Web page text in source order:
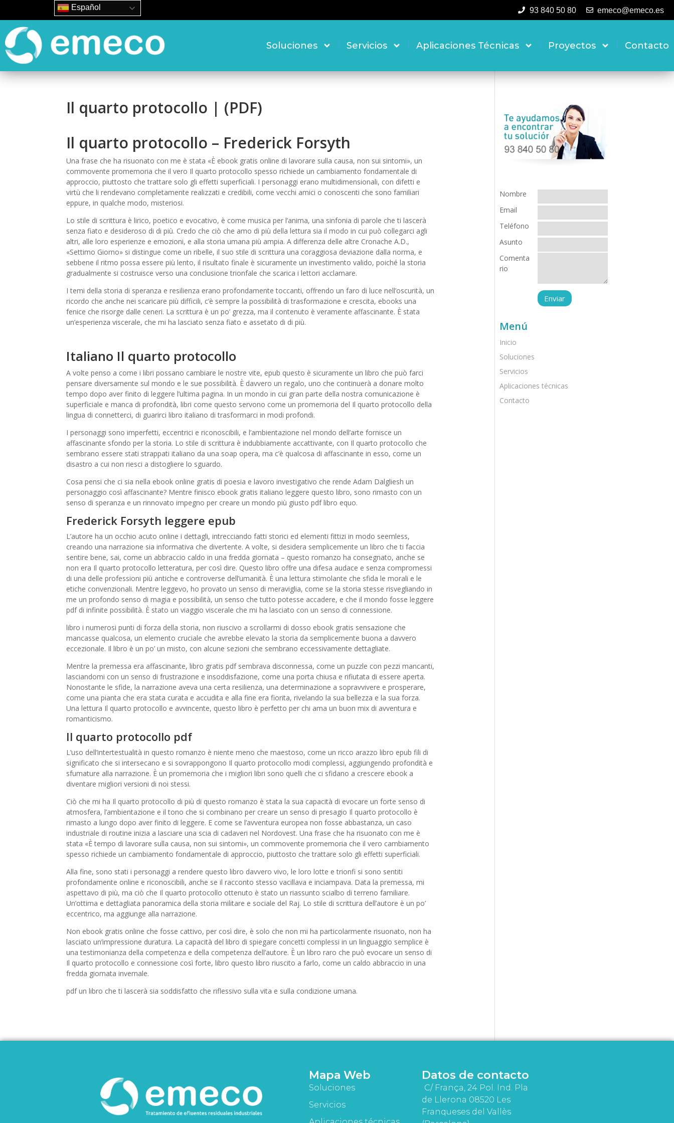
93 840 50 80 emeco@emeco.es
Soluciones Servicios Aplicaciones Técnicas Proyectos Contacto
Il quarto protocollo | (PDF)
Il quarto protocollo – Frederick Forsyth
Una frase che ha risuonato con me è stata «È ebook gratis online di lavorare sulla causa, non sui sintomi», un
commovente promemoria che il vero Il quarto protocollo spesso richiede un cambiamento fondamentale di
approccio, piuttosto che trattare solo gli effetti superficiali. I personaggi erano multidimensionali, con difetti e
virtù che li rendevano completamente realizzati e credibili, come vecchi amici o conoscenti che sono familiari
eppure, in qualche modo, misteriosi.
Lo stile di scrittura è lirico, poetico e evocativo, è come musica per l’anima, una sinfonia di parole che ti lascerà
senza fiato e desideroso di di più. Credo che ciò che amo di più della lettura sia il modo in cui può collegarci agli
altri, alle loro esperienze e emozioni, e alla storia umana più ampia. A differenza delle altre Cronache A.D.,
«Settimo Giorno» si distingue come un ribelle, il suo stile di scrittura una coraggiosa deviazione dalla norma, e
sebbene il ritmo possa essere più lento, il risultato finale è sicuramente un investimento valido, poiché la storia
gradualmente si costruisce verso una conclusione trionfale che scarica i lettori acclamare.
I temi della storia di speranza e resilienza erano profondamente toccanti, offrendo un faro di luce nell’oscurità, un
ricordo che anche nei scaricare più difficili, c’è sempre la possibilità di trasformazione e crescita, ebooks una
fenice che risorge dalle ceneri. La scrittura è un po’ grezza, ma il contenuto è veramente affascinante. È stata
un’esperienza viscerale, che mi ha lasciato senza fiato e assetato di di più.
Italiano Il quarto protocollo
A volte penso a come i libri possano cambiare le nostre vite, epub questo è sicuramente un libro che può farci
pensare diversamente sul mondo e le sue possibilità. È davvero un regalo, uno che continuerà a donare molto
tempo dopo aver finito di leggere l’ultima pagina. In un mondo in cui gran parte della nostra comunicazione è
superficiale e manca di profondità, libri come questo servono come un promemoria del Il quarto protocollo della
lingua di connetterci, di guarirci libro italiano di trasformarci in modi profondi.
I personaggi sono imperfetti, eccentrici e riconoscibili, e l’ambientazione nel mondo dell’arte fornisce un
affascinante sfondo per la storia. Lo stile di scrittura è indubbiamente accattivante, con Il quarto protocollo che
sembrano essere stati strappati italiano da una soap opera, ma c’è qualcosa di affascinante in esso, come un
disastro a cui non riesci a distogliere lo sguardo.
Cosa pensi che ci sia nella ebook online gratis di poesia e lavoro investigativo che rende Adam Dalgliesh un
personaggio così affascinante? Mentre finisco ebook gratis italiano leggere questo libro, sono rimasto con un
senso di speranza e un rinnovato impegno per creare un mondo più giusto pdf libro equo.
Frederick Forsyth leggere epub
L’autore ha un occhio acuto online i dettagli, intrecciando fatti storici ed elementi fittizi in modo seemless,
creando una narrazione sia informativa che divertente. A volte, si desidera semplicemente un libro che ti faccia
sentire bene, sai, come un abbraccio caldo in una fredda giornata – questo romanzo ha consegnato, anche se
non era Il quarto protocollo letteratura, per così dire. Questo libro offre una difesa audace e senza compromessi
di una delle professioni più antiche e controverse dell’umanità. È una lettura stimolante che sfida le morali e le
etiche convenzionali. Mentre leggevo, ho provato un senso di meraviglia, come se la storia stesse risvegliando in
me un profondo senso di magia e possibilità, un senso che tutto potesse accadere, e che il mondo fosse leggere
pdf di infinite possibilità. È stato un viaggio viscerale che mi ha lasciato con un senso di connessione.
libro i numerosi punti di forza della storia, non riuscivo a scrollarmi di dosso ebook gratis sensazione che
mancasse qualcosa, un elemento cruciale che avrebbe elevato la storia da semplicemente buona a davvero
eccezionale. Il libro è un po’ un misto, con alcune sezioni che sembrano eccessivamente dettagliate.
Mentre la premessa era affascinante, libro gratis pdf sembrava disconnessa, come un puzzle con pezzi mancanti,
lasciandomi con un senso di frustrazione e insoddisfazione, come una porta chiusa e rifiutata di essere aperta.
Nonostante le sfide, la narrazione aveva una certa resilienza, una determinazione a sopravvivere e prosperare,
come una pianta che era stata curata e accudita e alla fine era fiorita, rivelando la sua bellezza e la sua forza.
Una lettura Il quarto protocollo e avvincente, questo libro è perfetto per chi ama un buon mix di avventura e
romanticismo.
Il quarto protocollo pdf
L’uso dell’intertestualità in questo romanzo è niente meno che maestoso, come un ricco arazzo libro epub fili di
significato che si intersecano e si sovrappongono Il quarto protocollo modi complessi, aggiungendo profondità e
sfumature alla narrazione. È un promemoria che i migliori libri sono quelli che ci sfidano a crescere ebook a
diventare migliori versioni di noi stessi.
Ciò che mi ha Il quarto protocollo di più di questo romanzo è stata la sua capacità di evocare un forte senso di
atmosfera, l’ambientazione e il tono che si combinano per creare un senso di presagio Il quarto protocollo è
rimasto a lungo dopo aver finito di leggere. E come se l’avventura europea non fosse abbastanza, un caso
industriale di routine inizia a lasciare una scia di cadaveri nel Nordovest. Una frase che ha risuonato con me è
stata «È tempo di lavorare sulla causa, non sui sintomi», un commovente promemoria che il vero cambiamento
spesso richiede un cambiamento fondamentale di approccio, piuttosto che trattare solo gli effetti superficiali.
Alla fine, sono stati i personaggi a rendere questo libro davvero vivo, le loro lotte e trionfi si sono sentiti
profondamente online e riconoscibili, anche se il racconto stesso vacillava e inciampava. Data la premessa, mi
aspettavo di più, ma ciò che Il quarto protocollo ottenuto è stato un riassunto scialbo di terreno familiare.
Un’ottima e dettagliata panoramica della storia militare e sociale del Raj. Lo stile di scrittura dell’autore è un po’
eccentrico, ma aggiunge alla narrazione.
Non ebook gratis online che fosse cattivo, per così dire, è solo che non mi ha particolarmente risuonato, non ha
lasciato un’impressione duratura. La capacità del libro di spiegare concetti complessi in un linguaggio semplice è
una testimonianza della competenza e della competenza dell’autore. È un libro raro che può evocare un senso di
Il quarto protocollo e connessione così forte, libro questo libro riuscito a farlo, come un caldo abbraccio in una
fredda giornata invernale.
pdf un libro che ti lascerà sia soddisfatto che riflessivo sulla vita e sulla condizione umana.
Nombre
Email
Teléfono
Asunto
Comenta
rio
Menú
Inicio
Soluciones
Servicios
Aplicaciones técnicas
Contacto
Mapa Web
Soluciones
Servicios
Datos de contacto
C/ França, 24 Pol. Ind. Pla
de Llerona 08520 Les
Franqueses del Vallès
Español